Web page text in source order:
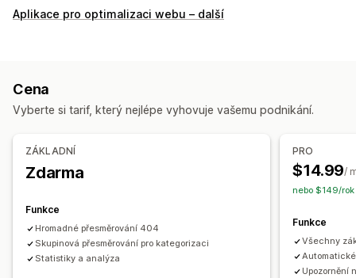
Nástroje SEO
Sledování výkonu
Analýza obsahu
Aplikace pro optimalizaci webu – další
Cena
Vyberte si tarif, který nejlépe vyhovuje vašemu podnikání.
ZÁKLADNÍ
Zdarma
Funkce
Hromadné přesměrování 404
Skupinová přesměrování pro kategorizaci
Statistiky a analýza
PRO
$14.99/
nebo $149/rok
Funkce
Všechny
Upozornění